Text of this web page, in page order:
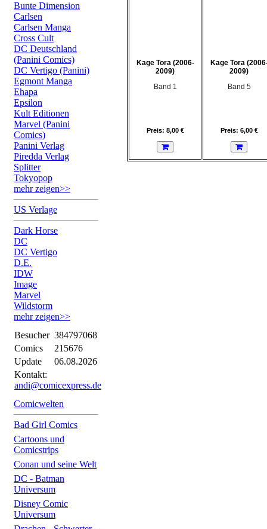
Bunte Dimension
Carlsen
Carlsen Manga
Cross Cult
DC Deutschland
(Panini Comics)
DC Vertigo (Panini)
Egmont Manga
Ehapa
Epsilon
Kult Editionen
Marvel (Panini
Comics)
Panini Verlag
Piredda Verlag
Splitter
Tokyopop
mehr zeigen>>
US Verlage
Dark Horse
DC
DC Vertigo
D.E.
IDW
Image
Marvel
Wildstorm
mehr zeigen>>
Besucher 384797068
Comics
215676
Update
06.08.2026
Kontakt:
andi@comicexpress.de
Comicwelten
Bad Girl Comics
Cartoons und
Comicstrips
Conan und seine Welt
DC - Batman
Universum
Disney Comic
Universum
Kage Tora (2006-
2009)
Band 1
Preis: 8,00 €
Kage Tora
2009)
Band 5
Preis: 6,00 €